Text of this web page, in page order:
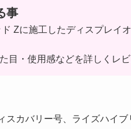
事
Zに施工したディスプレイ
目・使用感などを詳しくレビ
スカバリー号、ライズハイ